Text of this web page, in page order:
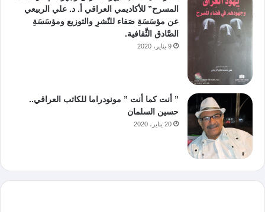
المسرح” للأكاديمي العراقي أ. د. علي الربيعي
عن مؤسَسَةِ صَفاء للنّشرِ والتوزيع ومؤسَسَةِ
الصَّادق الثَّقافية.
9 يناير، 2020
” أنت كما أنت ” مونودراما للكاتب العراقي..
حسين السلمان
20 يناير، 2020